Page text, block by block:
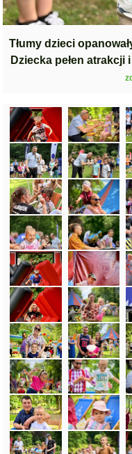
Tłumy dzieci
Dziecka pełen